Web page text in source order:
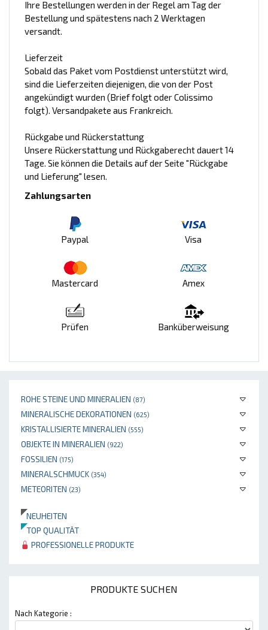
ROHE STEINE UND MINERALIEN (87)
MINERALISCHE DEKORATIONEN (625)
KRISTALLISIERTE MINERALIEN (555)
OBJEKTE IN MINERALIEN (922)
FOSSILIEN (175)
MINERALSCHMUCK (354)
METEORITEN (23)
NEUHEITEN
TOP QUALITÄT
PROFESSIONELLE PRODUKTE
PRODUKTE SUCHEN
Nach Kategorie :
Ihre Bestellungen werden in der Regel am Tag der
Bestellung und spätestens nach 2 Werktagen
versandt.
Lieferzeit
Sobald das Paket vom Postdienst unterstützt wird,
sind die Lieferzeiten diejenigen, die von der Post
angekündigt wurden (Brief folgt oder Colissimo
folgt). Versandpakete aus Frankreich.
Rückgabe und Rückerstattung
Unsere Rückerstattung und Rückgaberecht dauert 14
Tage. Sie können die Details auf der Seite "Rückgabe
und Lieferung" lesen.
Zahlungsarten
Paypal Visa
Mastercard Amex
Prüfen Banküberweisung